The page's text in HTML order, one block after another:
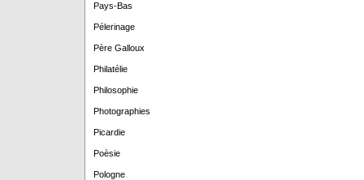
Pays-Bas
Pélerinage
Père Galloux
Philatélie
Philosophie
Photographies
Picardie
Poèsie
Pologne